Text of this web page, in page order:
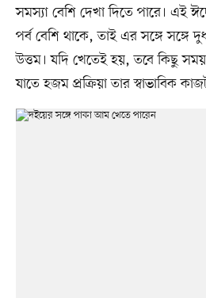
সমস্যা বেশি দেখা দিতে পারে। এই
পর্ব বেশি থাকে, তাই এর সঙ্গে সঙ্গে
উত্তম। যদি খেতেই হয়, তবে কিছু
যাতে হজম প্রক্রিয়া তার স্বাভাবিক